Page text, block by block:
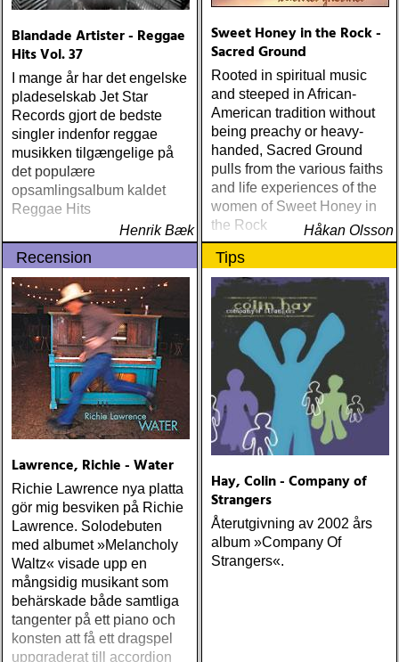
Blandade Artister - Reggae
Hits Vol. 37
I mange år har det engelske
pladeselskab Jet Star
Records gjort de bedste
singler indenfor reggae
musikken tilgængelige på
det populære
opsamlingsalbum kaldet
Reggae Hits
Henrik Bæk
Sweet Honey in the Rock -
Sacred Ground
Rooted in spiritual music
and steeped in African-
American tradition without
being preachy or heavy-
handed, Sacred Ground
pulls from the various faiths
and life experiences of the
women of Sweet Honey in
the Rock
Håkan Olsson
Recension
Lawrence, Richie - Water
Richie Lawrence nya platta
gör mig besviken på Richie
Lawrence. Solodebuten
med albumet »Melancholy
Waltz« visade upp en
mångsidig musikant som
behärskade både samtliga
tangenter på ett piano och
konsten att få ett dragspel
uppgraderat till accordion
Tips
Hay, Colin - Company of
Strangers
Återutgivning av 2002 års
album »Company Of
Strangers«.